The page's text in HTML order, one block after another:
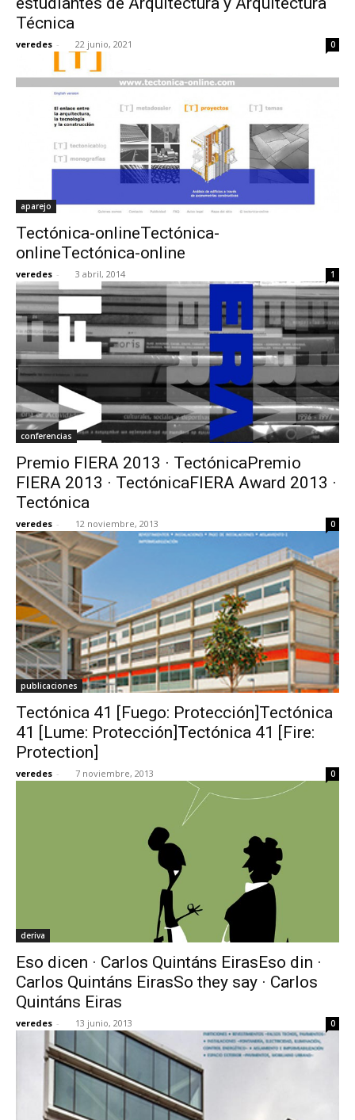
Técnica
veredes - 22 junio, 2021 0
aparejo
Tectónica-onlineTectónica-
onlineTectónica-online
veredes - 3 abril, 2014 1
conferencias
Premio FIERA 2013 · TectónicaPremio
FIERA 2013 · TectónicaFIERA Award 2013 ·
Tectónica
veredes - 12 noviembre, 2013 0
publicaciones
Tectónica 41 [Fuego: Protección]Tectónica
41 [Lume: Protección]Tectónica 41 [Fire:
Protection]
veredes - 7 noviembre, 2013 0
deriva
Eso dicen · Carlos Quintáns EirasEso din ·
Carlos Quintáns EirasSo they say · Carlos
Quintáns Eiras
veredes - 13 junio, 2013 0